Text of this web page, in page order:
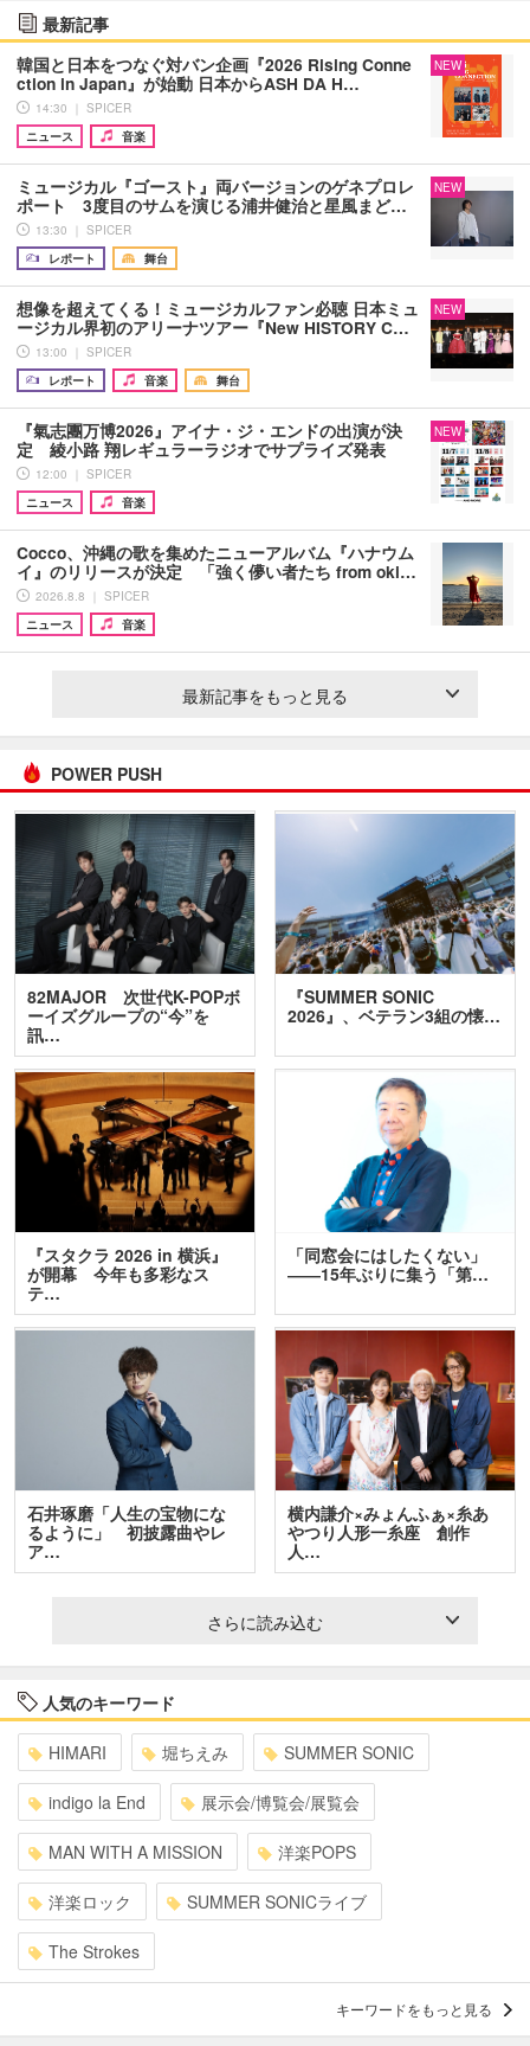
最新記事
韓国と日本をつなぐ対バン企画『2026 Rising Conne
ction in Japan』が始動 日本からASH DA H…
14:30 ｜ SPICER
ニュース
音楽
NEW
ミュージカル『ゴースト』両バージョンのゲネプロレ
ポート 3度目のサムを演じる浦井健治と星風まど…
13:30 ｜ SPICER
レポート
舞台
NEW
想像を超えてくる！ミュージカルファン必聴 日本ミュ
ージカル界初のアリーナツアー『New HISTORY C…
13:00 ｜ SPICER
レポート
音楽 舞台
NEW
『氣志團万博2026』アイナ・ジ・エンドの出演が決
定 綾小路 翔レギュラーラジオでサプライズ発表
12:00 ｜ SPICER
ニュース
音楽
NEW
Cocco、沖縄の歌を集めたニューアルバム『ハナウム
イ』のリリースが決定 「強く儚い者たち from oki…
2026.8.8 ｜ SPICER
ニュース
音楽
最新記事をもっと見る
POWER PUSH
82MAJOR 次世代K-POPボ
ーイズグループの“今”を
訊…
『SUMMER SONIC
2026』、ベテラン3組の懐…
『スタクラ 2026 in 横浜』
が開幕 今年も多彩なス
テ…
「同窓会にはしたくない」
――15年ぶりに集う「第…
石井琢磨「人生の宝物にな
るように」 初披露曲やレ
ア…
横内謙介×みょんふぁ×糸あ
やつり人形一糸座 創作
人…
さらに読み込む
人気のキーワード
HIMARI 堀ちえみ SUMMER SONIC
indigo la End 展示会/博覧会/展覧会
MAN WITH A MISSION 洋楽POPS
洋楽ロック SUMMER SONICライブ
The Strokes
キーワードをもっと見る